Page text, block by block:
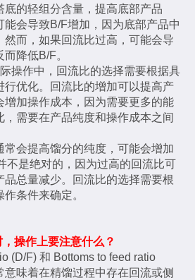
底的轻组分含量，提高底部产品
能会导致B/F增加，因为底部产品中
然而，如果回流比过高，可能会导
降低B/F。
操作中，回流比的选择需要根据具
行优化。回流比的增加可以提高产
增加操作成本，因为需要更多的能
需要在产品纯度和操作成本之间
常会提高馏分的纯度，可能会增加
不是绝对的，因为过高的回流比可
品总量减少。回流比的选择需要根
条件来确定。
操作上要注意什么？
(D/F) 和 Bottoms to feed ratio
意味着在精馏过程中存在回流或侧